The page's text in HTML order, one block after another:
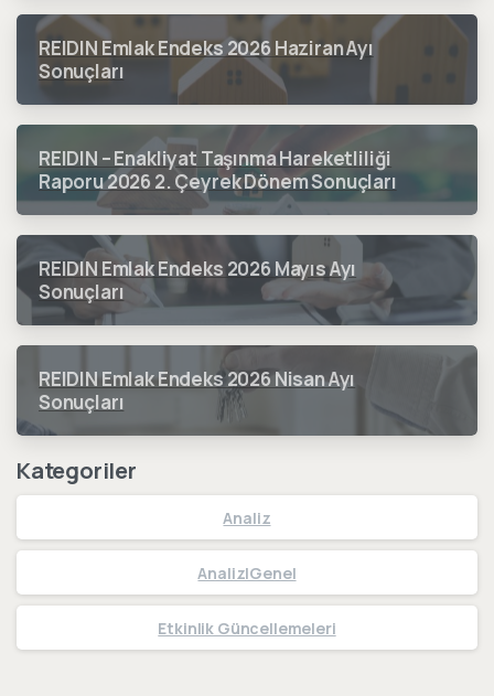
REIDIN Emlak Endeks 2026 Haziran Ayı
Sonuçları
REIDIN – Enakliyat Taşınma Hareketliliği
Raporu 2026 2. Çeyrek Dönem Sonuçları
REIDIN Emlak Endeks 2026 Mayıs Ayı
Sonuçları
REIDIN Emlak Endeks 2026 Nisan Ayı
Sonuçları
Kategoriler
Analiz
Analiz|Genel
Etkinlik Güncellemeleri